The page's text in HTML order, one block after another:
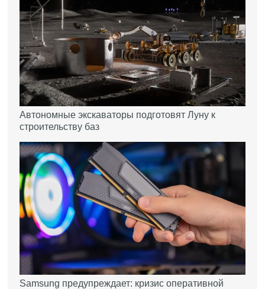
Автономные экскаваторы подготовят Луну к
строительству баз
Samsung предупреждает: кризис оперативной